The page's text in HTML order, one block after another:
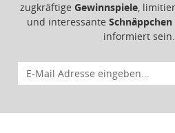
zugkräftige Gewinnspiele,
und interessante Schnäppchen
informiert sein.
E-Mail für Newsletteranmeldung